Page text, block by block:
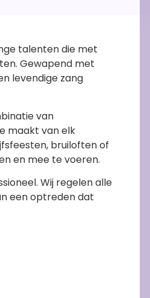
talenten die met
Gewapend met
levendige zang
van
maakt van elk
bruiloften of
en mee te voeren.
Wij regelen alle
een optreden dat